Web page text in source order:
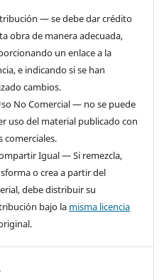
— se debe dar crédito
obra de manera adecuada,
un enlace a la
e indicando si se han
cambios.
No Comercial — no se puede
uso del material publicado con
comerciales.
Igual — Si remezcla,
o crea a partir del
debe distribuir su
bajo la misma licencia